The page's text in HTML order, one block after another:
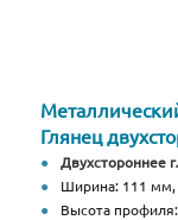
Глянец
Двухстороннее
Ширина: 111 мм,
Высота